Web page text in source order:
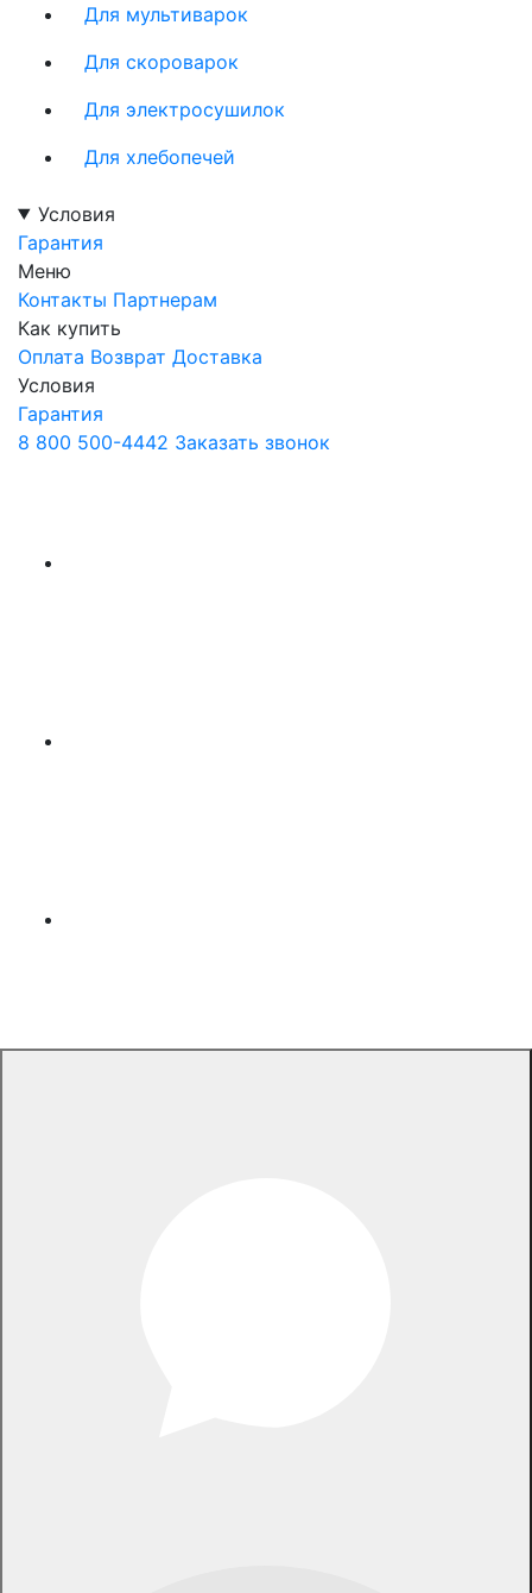
Для мультиварок
Для скороварок
Для электросушилок
Для хлебопечей
Условия
Гарантия
Меню
Контакты Партнерам
Как купить
Оплата Возврат Доставка
Условия
Гарантия
8 800 500-4442 Заказать звонок